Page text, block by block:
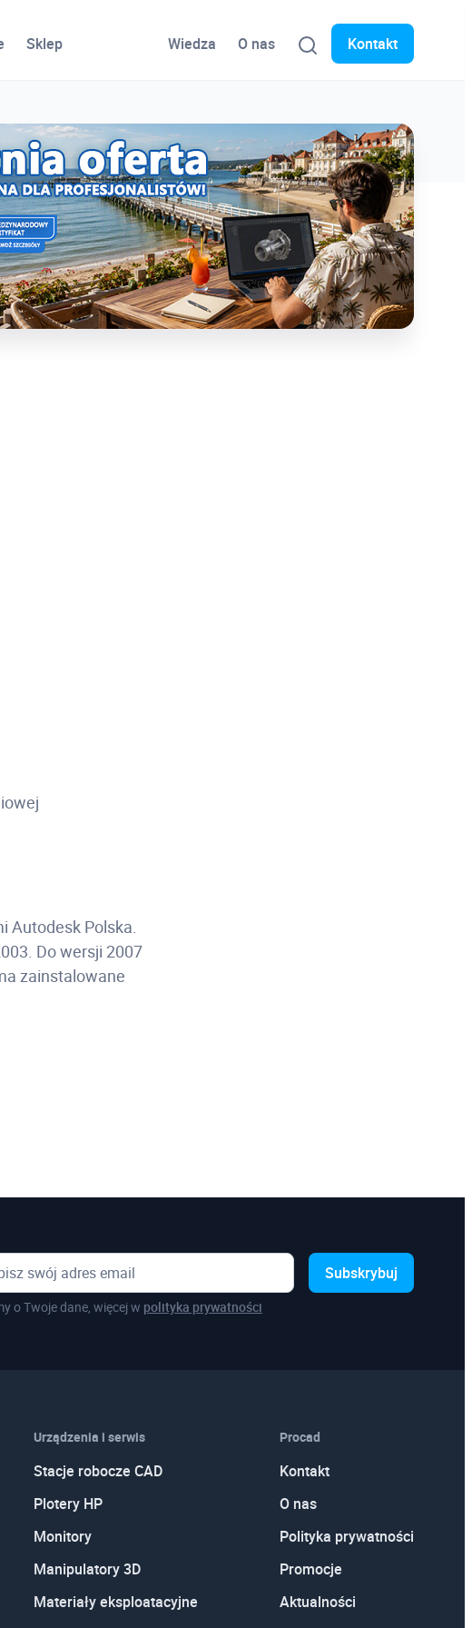
Sklep Wiedza O nas Kontakt
Autodesk Polska.
Do wersji 2007
zainstalowane
Subskrybuj
o Twoje dane, więcej w polityka prywatności
Urządzenia i serwis
Stacje robocze CAD
Plotery HP
Monitory
Manipulatory 3D
Materiały eksploatacyjne
Procad
Kontakt
O nas
Polityka prywatności
Promocje
Aktualności